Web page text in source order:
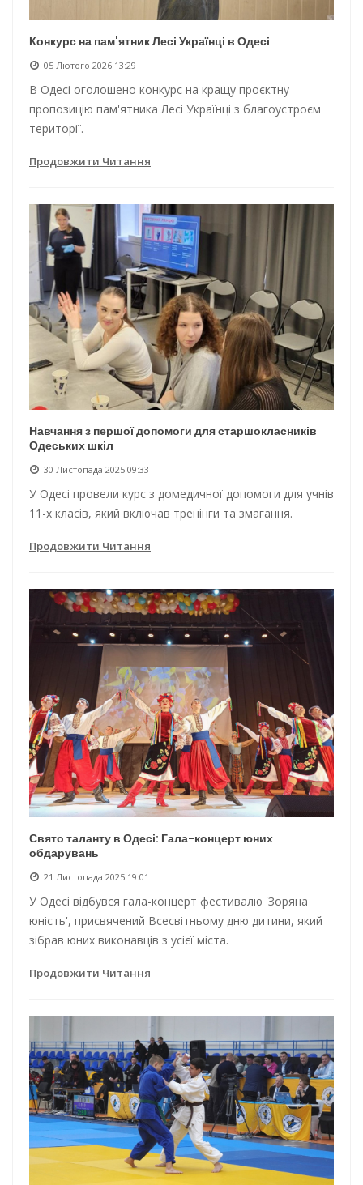
Конкурс на пам'ятник Лесі Українці в Одесі
05 Лютого 2026 13:29
В Одесі оголошено конкурс на кращу проєктну
пропозицію пам'ятника Лесі Українці з благоустроєм
території.
Продовжити Читання
Навчання з першої допомоги для старшокласників
Одеських шкіл
30 Листопада 2025 09:33
У Одесі провели курс з домедичної допомоги для учнів
11-х класів, який включав тренінги та змагання.
Продовжити Читання
Свято таланту в Одесі: Гала-концерт юних
обдарувань
21 Листопада 2025 19:01
У Одесі відбувся гала-концерт фестивалю 'Зоряна
юність', присвячений Всесвітньому дню дитини, який
зібрав юних виконавців з усієї міста.
Продовжити Читання